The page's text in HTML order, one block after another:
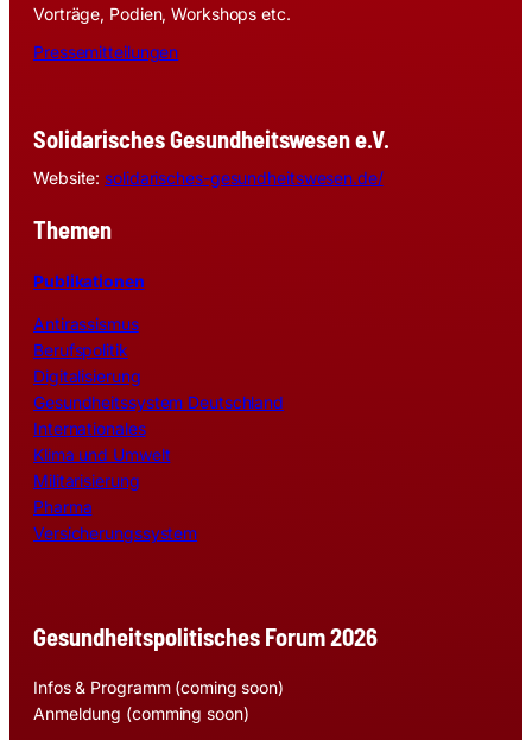
Vorträge, Podien, Workshops etc.
Pressemitteilungen
Solidarisches Gesundheitswesen e.V.
Website: solidarisches-gesundheitswesen.de/
Themen
Publikationen
Antirassismus
Berufspolitik
Digitalisierung
Gesundheitssystem Deutschland
Internationales
Klima und Umwelt
Militarisierung
Pharma
Versicherungssystem
Gesundheitspolitisches Forum 2026
Infos & Programm (coming soon)
Anmeldung (comming soon)